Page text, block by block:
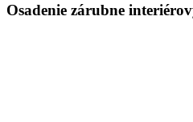
Osadenie zárubne